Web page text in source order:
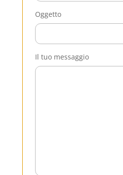
Oggetto
Il tuo messaggio